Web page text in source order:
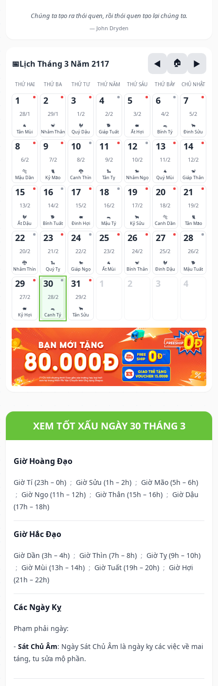
Chúng ta tạo ra thói quen, rồi thói quen tạo lại chúng ta.
— John Dryden
Lịch Tháng 3 Năm 2117
THỨ HAI THỨ BA THỨ TƯ THỨ NĂM THỨ SÁU THỨ BẢY CHỦ NHẬT
1
28/1
🐐
Tân Mùi
2
29/1
🐒
Nhâm Thân
3
1/2
🐓
Quý Dậu
4
2/2
🐕
Giáp Tuất
5
3/2
🐖
Ất Hợi
6
4/2
🐀
Bính Tý
7
5/2
🐂
Đinh Sửu
8
6/2
🐅
Mậu Dần
9
7/2
🐈
Kỷ Mão
10
8/2
🐉
Canh Thìn
11
9/2
🐍
Tân Tỵ
12
10/2
🐎
Nhâm Ngọ
13
11/2
🐐
Quý Mùi
14
12/2
🐒
Giáp Thân
15
13/2
🐓
Ất Dậu
16
14/2
🐕
Bính Tuất
17
15/2
🐖
Đinh Hợi
18
16/2
🐀
Mậu Tý
19
17/2
🐂
Kỷ Sửu
20
18/2
🐅
Canh Dần
21
19/2
🐈
Tân Mão
22
20/2
🐉
Nhâm Thìn
23
21/2
🐍
Quý Tỵ
24
22/2
🐎
Giáp Ngọ
25
23/2
🐐
Ất Mùi
26
24/2
🐒
Bính Thân
27
25/2
🐓
Đinh Dậu
28
26/2
🐕
Mậu Tuất
29
27/2
🐖
Kỷ Hợi
30
28/2
🐀
Canh Tý
31
29/2
🐂
Tân Sửu
1 2 3 4
XEM TỐT XẤU NGÀY 30 THÁNG 3
Giờ Hoàng Đạo
Giờ Tí (23h – 0h) ; Giờ Sửu (1h – 2h) ; Giờ Mão (5h – 6h)
; Giờ Ngọ (11h – 12h) ; Giờ Thân (15h – 16h) ; Giờ Dậu
(17h – 18h)
Giờ Hắc Đạo
Giờ Dần (3h – 4h) ; Giờ Thìn (7h – 8h) ; Giờ Tỵ (9h – 10h)
; Giờ Mùi (13h – 14h) ; Giờ Tuất (19h – 20h) ; Giờ Hợi
(21h – 22h)
Các Ngày Kỵ
Phạm phải ngày:
- Sát Chủ Âm: Ngày Sát Chủ Âm là ngày kỵ các việc về mai
táng, tu sửa mộ phần.